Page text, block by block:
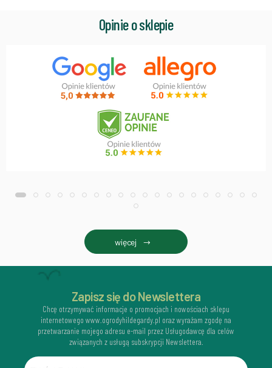
Opinie o sklepie
więcej
Zapisz się do Newslettera
Chcę otrzymywać informacje o promocjach i nowościach sklepu
internetowego www.ogrodyhildegardy.pl oraz wyrażam zgodę na
przetwarzanie mojego adresu e-mail przez Usługodawcę dla celów
związanych z usługą subskrypcji Newslettera.